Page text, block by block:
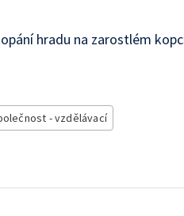
hradu na zarostlém
- vzdělávací